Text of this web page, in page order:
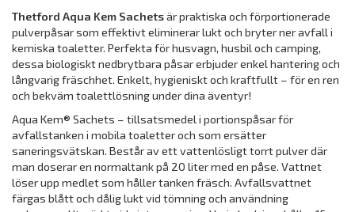
Thetford Aqua Kem Sachetsär praktiska och förportionerade
pulverpåsar som effektivt eliminerar lukt och bryter ner avfall i
kemiska toaletter. Perfekta för husvagn, husbil och camping,
dessa biologiskt nedbrytbara påsar erbjuder enkel hantering och
långvarig fräschhet. Enkelt, hygieniskt och kraftfullt – för en ren
och bekväm toalettlösning under dina äventyr!
Aqua Kem® Sachets – tillsatsmedel i portionspåsar för
avfallstanken i mobila toaletter och som ersätter
saneringsvätskan. Består av ett vattenlösligt torrt pulver där
man doserar en normaltank på 20 liter med en påse. Vattnet
löser upp medlet som håller tanken fräsch. Avfallsvattnet
färgas blått och dålig lukt vid tömning och användning